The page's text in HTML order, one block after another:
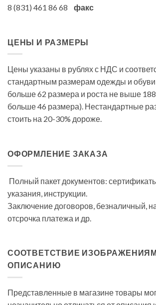
8 (831) 461 86 68 факс
ЦЕНЫ И РАЗМЕРЫ
Цены указаны в рублях с НДС и
стандартным размерам одежды и
больше 62 размера и роста не выше
больше 46 размера). Нестандартные
стоить на 20-30% дороже.
ОФОРМЛЕНИЕ ЗАКАЗА
Полный пакет документов:
указания, инструкции.
Заключение договоров, безналичный,
отсрочка платежа и др.
СООТВЕТСТВИЕ
ОПИСАНИЮ
Представленные в магазине товары